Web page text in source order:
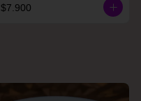
$7.900